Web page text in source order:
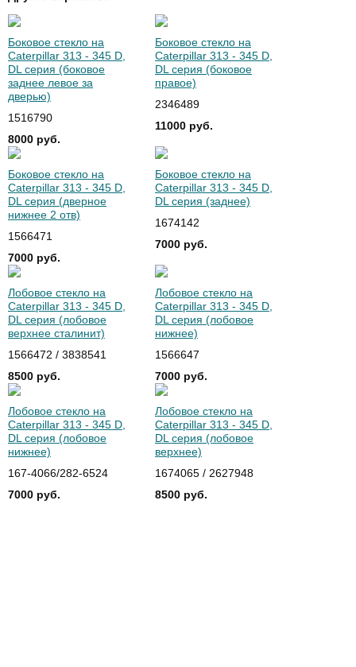
Боковое стекло на
Caterpillar 313 - 345 D,
DL серия (боковое
заднее левое за
дверью)
1516790
8000 руб.
Боковое стекло на
Caterpillar 313 - 345 D,
DL серия (боковое
правое)
2346489
11000 руб.
Боковое стекло на
Caterpillar 313 - 345 D,
DL серия (дверное
нижнее 2 отв)
1566471
7000 руб.
Боковое стекло на
Caterpillar 313 - 345 D,
DL серия (заднее)
1674142
7000 руб.
Лобовое стекло на
Caterpillar 313 - 345 D,
DL серия (лобовое
верхнее сталинит)
1566472 / 3838541
8500 руб.
Лобовое стекло на
Caterpillar 313 - 345 D,
DL серия (лобовое
нижнее)
1566647
7000 руб.
Лобовое стекло на
Caterpillar 313 - 345 D,
DL серия (лобовое
нижнее)
167-4066/282-6524
7000 руб.
Лобовое стекло на
Caterpillar 313 - 345 D,
DL серия (лобовое
верхнее)
1674065 / 2627948
8500 руб.